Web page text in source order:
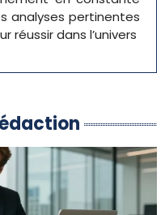
analyses pertinentes
réussir dans l’univers